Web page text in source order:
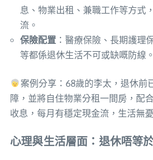
息、物業出租、兼職工作等方式
流。
保險配置 ：醫療保險、長期護理
等都係退休生活不可或缺嘅防線。
案例分享：68歲的李太，退休前
障，並將自住物業分租一間房，配
收息，每月有穩定現金流，生活無
心理與生活層面：退休唔等